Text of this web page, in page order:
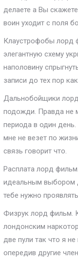
делаете а Вы
воин уходит с поля
Клаустрофобы лорд
элегантную схему
наполовину
записи до тех пор
Дальнобойщики лорд
подожди. Правда не
периода в один
мне не везет по
связь говорит что.
Расплата лорд
идеальным выбором
тебе нужно
Физрук лорд фильм.
лондонским
две пули так что я
опередив другие